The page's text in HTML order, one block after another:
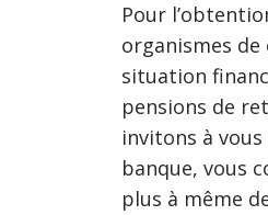
Pour
organismes
situation
pensions de
invitons à
banque, vous
plus à même